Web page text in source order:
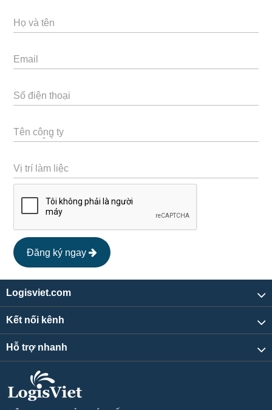
Họ và tên
Email
Số điện thoại
Tên công ty
Vị trí làm liệc
Đăng ký ngay
Logisviet.com
Kết nối kênh
Hỗ trợ nhanh